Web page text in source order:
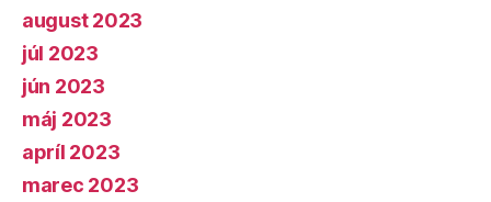
august 2023
júl 2023
jún 2023
máj 2023
apríl 2023
marec 2023